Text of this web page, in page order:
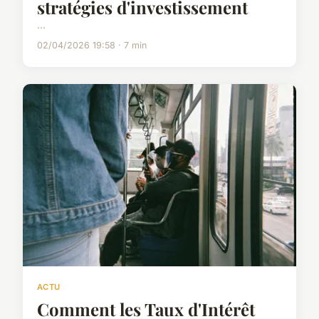
stratégies d'investissement
...
02/04/2026 19:58 · 7 min
ACTU
Comment les Taux d'Intérêt